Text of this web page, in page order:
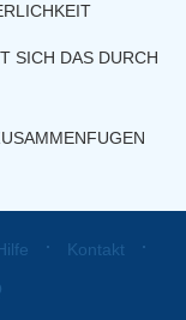
SICH DAS DURCH
⋅ Kontakt ⋅